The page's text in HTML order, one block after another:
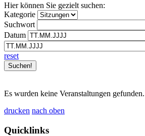
Hier können Sie gezielt suchen:
Kategorie
Suchwort
Datum
reset
Es wurden keine Veranstaltungen gefunden.
drucken nach oben
Quicklinks